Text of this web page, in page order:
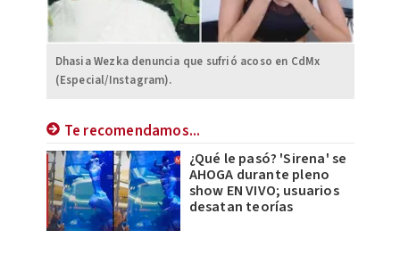
Dhasia Wezka denuncia que sufrió acoso en CdMx
(Especial/Instagram).
Te recomendamos...
¿Qué le pasó? 'Sirena' se
AHOGA durante pleno
show EN VIVO; usuarios
desatan teorías